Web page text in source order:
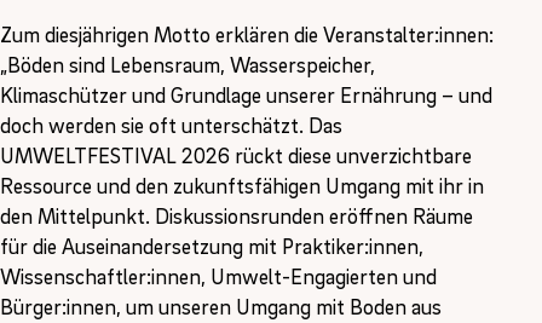
Zum diesjährigen Motto erklären die Veranstalter:innen:
„Böden sind Lebensraum, Wasserspeicher,
Klimaschützer und Grundlage unserer Ernährung – und
doch werden sie oft unterschätzt. Das
UMWELTFESTIVAL 2026 rückt diese unverzichtbare
Ressource und den zukunftsfähigen Umgang mit ihr in
den Mittelpunkt. Diskussionsrunden eröffnen Räume
für die Auseinandersetzung mit Praktiker:innen,
Wissenschaftler:innen, Umwelt-Engagierten und
Bürger:innen, um unseren Umgang mit Boden aus